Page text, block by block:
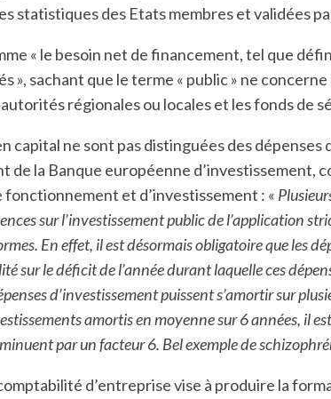
statistiques des Etats membres et validées
« le besoin net de financement, tel que
», sachant que le terme « public » ne concerne
régionales ou locales et les fonds de
capital ne sont pas distinguées des
de la Banque européenne d’investissement,
et d’investissement : «
sur l’investissement public de l’application
En effet, il est désormais obligatoire que les
sur le déficit de l’année durant laquelle ces
d’investissement puissent s’amortir sur
amortis en moyenne sur 6 années, il
par un facteur 6. Bel exemple de
d’entreprise vise à produire la